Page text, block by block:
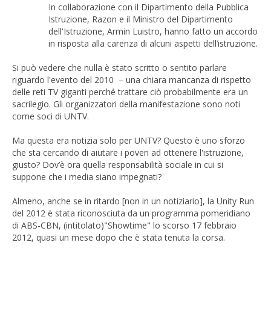
In collaborazione con il Dipartimento della Pubblica
Istruzione, Razon e il Ministro del Dipartimento
dell'Istruzione, Armin Luistro, hanno fatto un accordo
in risposta alla carenza di alcuni aspetti dell’istruzione.
Si può vedere che nulla è stato scritto o sentito parlare
riguardo l'evento del 2010 – una chiara mancanza di rispetto
delle reti TV giganti perché trattare ciò probabilmente era un
sacrilegio. Gli organizzatori della manifestazione sono noti
come soci di UNTV.
Ma questa era notizia solo per UNTV? Questo è uno sforzo
che sta cercando di aiutare i poveri ad ottenere l'istruzione,
giusto? Dov’è ora quella responsabilità sociale in cui si
suppone che i media siano impegnati?
Almeno, anche se in ritardo [non in un notiziario], la Unity Run
del 2012 è stata riconosciuta da un programma pomeridiano
di ABS-CBN, (intitolato)"Showtime" lo scorso 17 febbraio
2012, quasi un mese dopo che è stata tenuta la corsa.